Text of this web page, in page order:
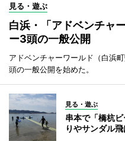
見る・遊ぶ
白浜・「アドベンチャ
ー3頭の一般公開
アドベンチャーワールド（白浜
頭の一般公開を始めた。
見る・遊ぶ
串本で「橋杭
りやサンダル